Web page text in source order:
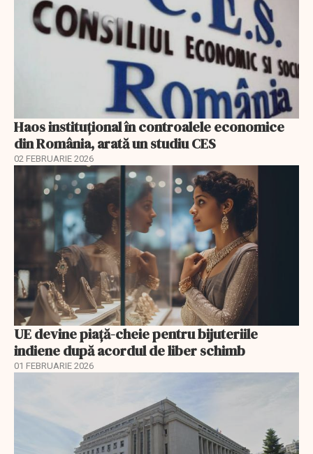
Haos instituțional în controalele economice
din România, arată un studiu CES
02 FEBRUARIE 2026
UE devine piață-cheie pentru bijuteriile
indiene după acordul de liber schimb
01 FEBRUARIE 2026